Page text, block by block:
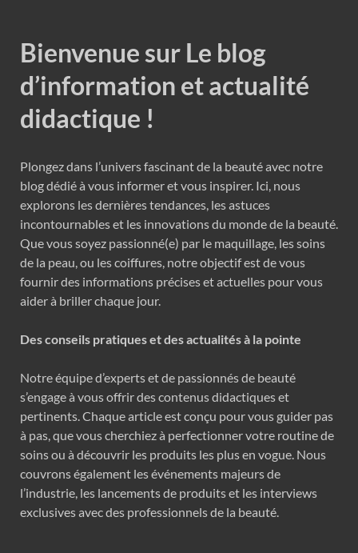
Bienvenue sur Le blog
d’information et actualité
didactique !
Plongez dans l’univers fascinant de la beauté avec notre
blog dédié à vous informer et vous inspirer. Ici, nous
explorons les dernières tendances, les astuces
incontournables et les innovations du monde de la beauté.
Que vous soyez passionné(e) par le maquillage, les soins
de la peau, ou les coiffures, notre objectif est de vous
fournir des informations précises et actuelles pour vous
aider à briller chaque jour.
Des conseils pratiques et des actualités à la pointe
Notre équipe d’experts et de passionnés de beauté
s’engage à vous offrir des contenus didactiques et
pertinents. Chaque article est conçu pour vous guider pas
à pas, que vous cherchiez à perfectionner votre routine de
soins ou à découvrir les produits les plus en vogue. Nous
couvrons également les événements majeurs de
l’industrie, les lancements de produits et les interviews
exclusives avec des professionnels de la beauté.